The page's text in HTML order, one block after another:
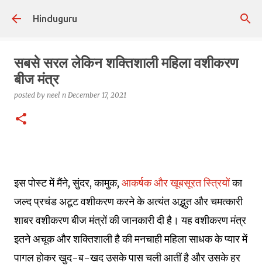
Hinduguru
सबसे सरल लेकिन शक्तिशाली महिला वशीकरण
बीज मंत्र
posted by neel n December 17, 2021
इस पोस्ट में मैंने, सुंदर, कामुक, आकर्षक और खूबसूरत स्त्रियोंका
जल्द प्रचंड अटूट वशीकरण करने के अत्यंत अद्भुत और चमत्कारी
शाबर वशीकरण बीज मंत्रों की जानकारी दी है। यह वशीकरण मंत्र
इतने अचूक और शक्तिशाली है की मनचाही महिला साधक के प्यार में
पागल होकर खुद-ब-खद उसके पास चली आतीं है और उसके हर